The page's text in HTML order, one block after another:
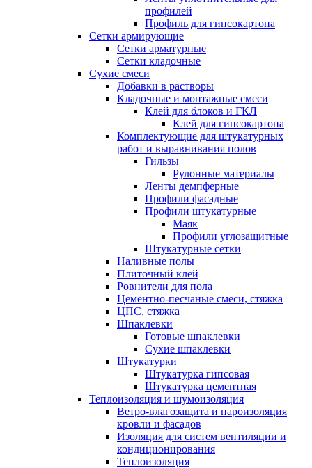
профилей
Профиль для гипсокартона
Сетки армирующие
Сетки арматурные
Сетки кладочные
Сухие смеси
Добавки в растворы
Кладочные и монтажные смеси
Клей для блоков и ГКЛ
Клей для гипсокартона
Комплектующие для штукатурных
работ и выравнивания полов
Гильзы
Рулонные материалы
Ленты демпферные
Профили фасадные
Профили штукатурные
Маяк
Профили углозащитные
Штукатурные сетки
Наливные полы
Плиточный клей
Ровнители для пола
Цементно-песчаные смеси, стяжка
ЦПС, стяжка
Шпаклевки
Готовые шпаклевки
Сухие шпаклевки
Штукатурки
Штукатурка гипсовая
Штукатурка цементная
Теплоизоляция и шумоизоляция
Ветро-влагозащита и пароизоляция
кровли и фасадов
Изоляция для систем вентиляции и
кондиционирования
Теплоизоляция